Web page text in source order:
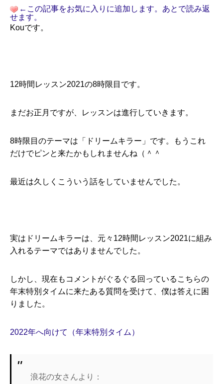
←この記事をお気に入りに追加します。あとで読み返
せます。
Kouです。
12時間レッスン2021の8時限目です。
まだお正月ですが、レッスンは進行していきます。
8時限目のテーマは「ドリームキラー」です。もうこれ
だけでピンと来たかもしれませんね（＾＾
最近は久しくこういう話をしていませんでした。
実はドリームキラーは、元々12時間レッスン2021に組み
入れるテーマではありませんでした。
しかし、現在もコメントがぐるぐる回っているこちらの
年末特別タイムに来たある質問を受けて、僕は答えに困
りました。
2022年へ向けて（年末特別タイム）
浪花の女さんより：